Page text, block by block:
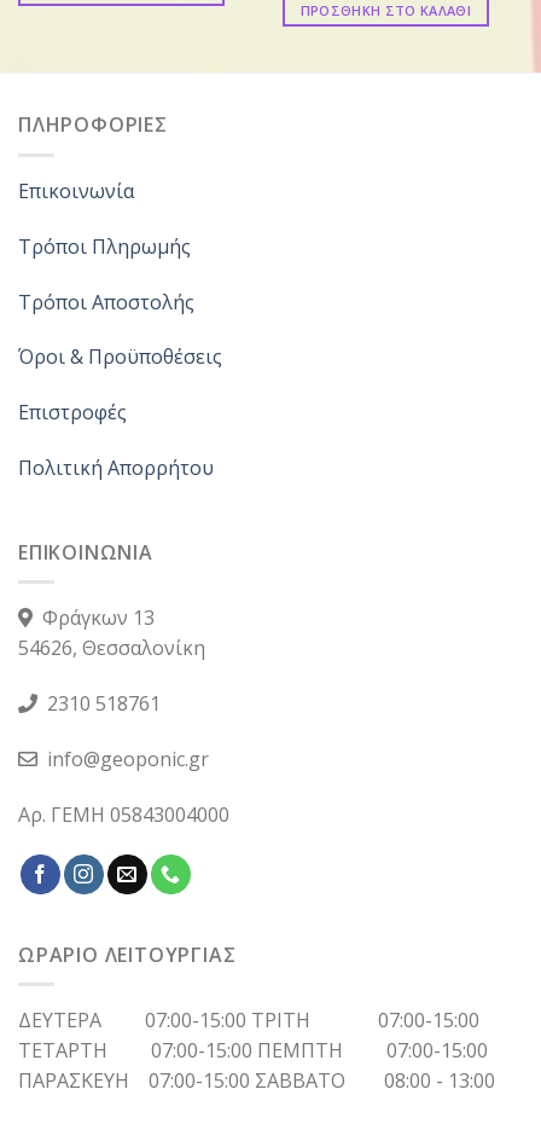
ΠΡΟΣΘΗΚΗ ΣΤΟ ΚΑΛΑΘΙ
ΠΛΗΡΟΦΟΡΙΕΣ
Επικοινωνία
Τρόποι Πληρωμής
Τρόποι Αποστολής
Όροι & Προϋποθέσεις
Επιστροφές
Πολιτική Απορρήτου
ΕΠΙΚΟΙΝΩΝΙΑ
Φράγκων 13
54626, Θεσσαλονίκη
2310 518761
info@geoponic.gr
Αρ. ΓΕΜΗ 05843004000
ΩΡΑΡΙΟ ΛΕΙΤΟΥΡΓΙΑΣ
ΔΕΥΤΕΡΑ 07:00-15:00 ΤΡΙΤΗ 07:00-15:00
ΤΕΤΑΡΤΗ 07:00-15:00 ΠΕΜΠΤΗ 07:00-15:00
ΠΑΡΑΣΚΕΥΗ 07:00-15:00 ΣΑΒΒΑΤΟ 08:00 - 13:00